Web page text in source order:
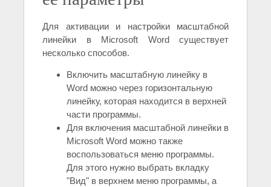
Для активации и настройки масштабной
линейки в Microsoft Word существует
несколько способов.
Включить масштабную линейку в
Word можно через горизонтальную
линейку, которая находится в верхней
части программы.
Для включения масштабной линейки в
Microsoft Word можно также
воспользоваться меню программы.
Для этого нужно выбрать вкладку
"Вид" в верхнем меню программы, а